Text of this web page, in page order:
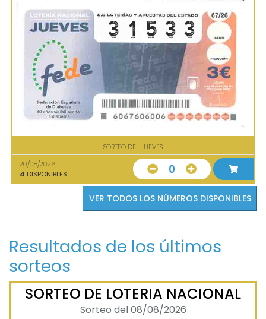
SORTEO DEL JUEVES
20/08/2026
4 DISPONIBLES 0
VER TODOS LOS NÚMEROS DISPONIBLES
Resultados de los últimos
sorteos
SORTEO DE LOTERIA NACIONAL
Sorteo del 08/08/2026